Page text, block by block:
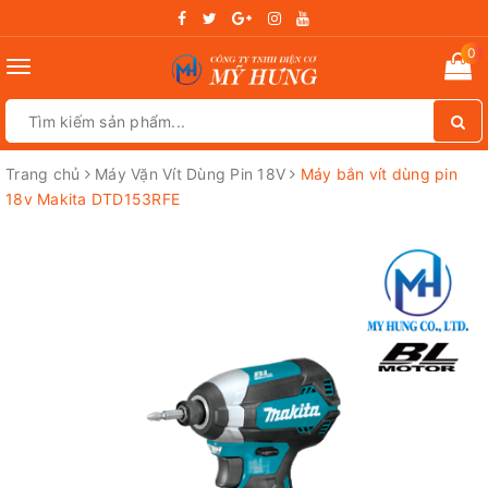
Toggle
0
Trang chủ Máy Vặn Vít Dùng Pin 18V
Máy bắn vít dùng pin
18v Makita DTD153RFE